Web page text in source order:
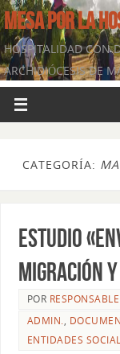
MESA POR LA
HOSPITALIDAD CON
ARCHIDIÓCESIS DE
CATEGORÍA:
Estudio
MIGRACIÓN
POR
ADMIN.,
ENTIDADES